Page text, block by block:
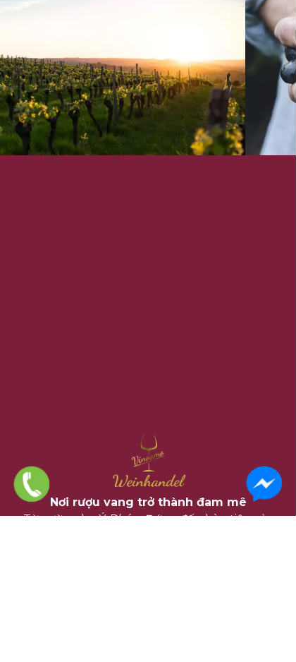
Từ vườn nho Ý, Pháp, Đức – đến bàn tiệc của
Nơi rượu vang trở thành đam mê